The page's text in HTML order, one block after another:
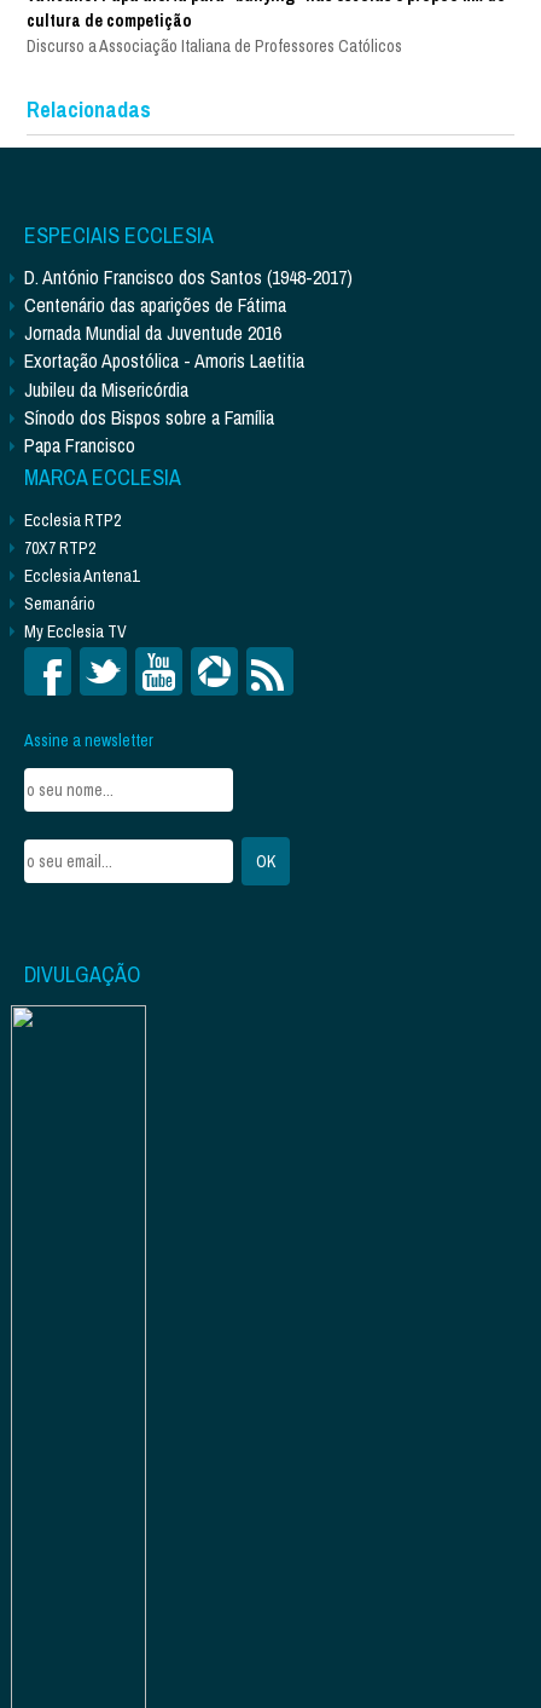
cultura de competição
Discurso a Associação Italiana de Professores Católicos
Relacionadas
ESPECIAIS ECCLESIA
D. António Francisco dos Santos (1948-2017)
Centenário das aparições de Fátima
Jornada Mundial da Juventude 2016
Exortação Apostólica - Amoris Laetitia
Jubileu da Misericórdia
Sínodo dos Bispos sobre a Família
Papa Francisco
MARCA ECCLESIA
Ecclesia RTP2
70X7 RTP2
Ecclesia Antena1
Semanário
My Ecclesia TV
Assine a newsletter
DIVULGAÇÃO